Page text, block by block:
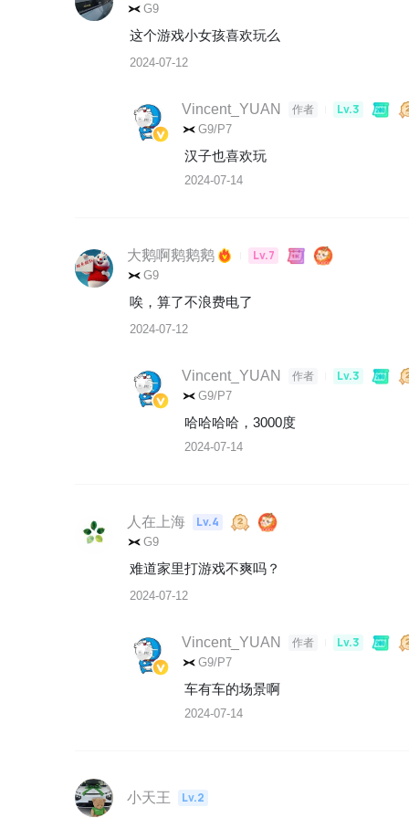
G9
这个游戏小女孩喜欢玩么
2024-07-12
Vincent_YUAN 作者 Lv.3
G9/P7
汉子也喜欢玩
2024-07-14
大鹅啊鹅鹅鹅 Lv.7
G9
唉，算了不浪费电了
2024-07-12
Vincent_YUAN 作者 Lv.3
G9/P7
哈哈哈哈，3000度
2024-07-14
人在上海 Lv.4
G9
难道家里打游戏不爽吗？
2024-07-12
Vincent_YUAN 作者 Lv.3
G9/P7
车有车的场景啊
2024-07-14
小天王 Lv.2